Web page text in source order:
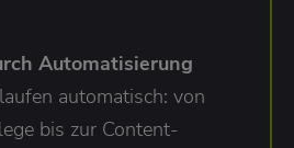
Automatisierung
automatisch: von
bis zur Content-